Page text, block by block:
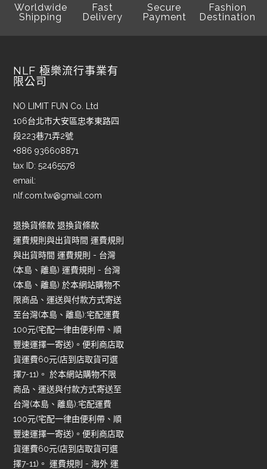
Worldwide
Shipping
Fast
Delivery
Secure
Payment
Fashion
Destination
NLF 極樂流行事業有
限公司
NO LIMIT FUN Co. Ltd
106台北市大安區忠孝東路四
段223巷71弄2號
+886 936608871
tax ID: 52465578
email:
nlf.com.tw@gmail.com
退換貨條款 退換貨條款
運費規則與出貨時間 運費規則
與出貨時間 運費規則 - 台灣
(本島、離島) 運費規則 - 台灣
(本島、離島) 於本網站購物不
限商品、運送與付款方式寄送
至台灣(本島、離島):宅配運費
100元(宅配一律由便利帶、順
豐速運擇一寄送)。便利商店取
貨運費60元(店到店取貨可選
擇7-11)。 於本網站購物不限
商品、運送與付款方式寄送至
台灣(本島、離島):宅配運費
100元(宅配一律由便利帶、順
豐速運擇一寄送)。便利商店取
貨運費60元(店到店取貨可選
擇7-11)。 運費規則 - 海外 運